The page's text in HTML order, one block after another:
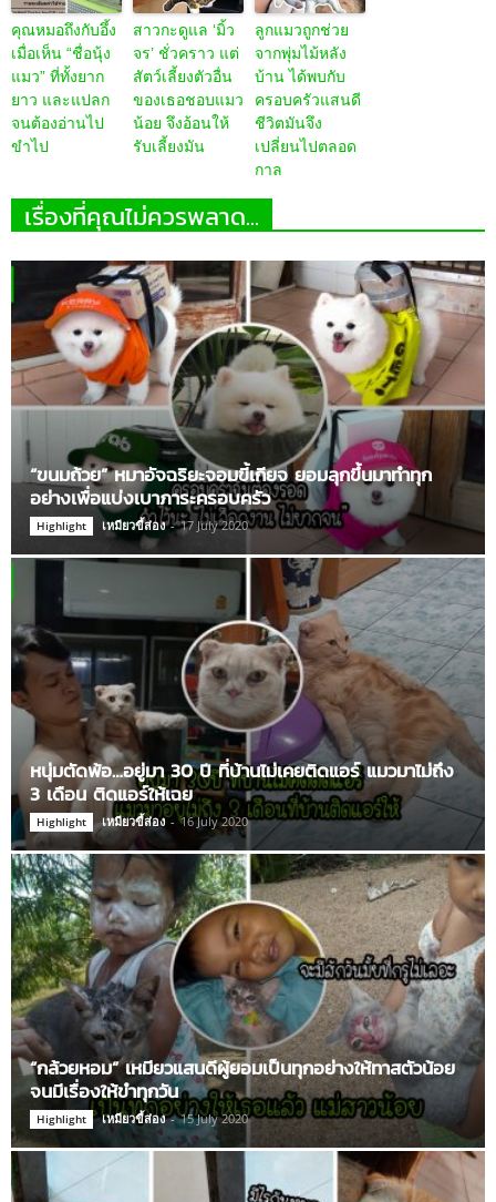
คุณหมอถึงกับอึ้ง
เมื่อเห็น “ชื่อนุ้ง
แมว” ที่ทั้งยาก
ยาว และแปลก
จนต้องอ่านไป
ขำไป
สาวกะดูแล ‘มิ้ว
จร’ ชั่วคราว แต่
สัตว์เลี้ยงตัวอื่น
ของเธอชอบแมว
น้อย จึงอ้อนให้
รับเลี้ยงมัน
ลูกแมวถูกช่วย
จากพุ่มไม้หลัง
บ้าน ได้พบกับ
ครอบครัวแสนดี
ชีวิตมันจึง
เปลี่ยนไปตลอด
กาล
เรื่องที่คุณไม่ควรพลาด...
“ขนมถ้วย” หมาอัจฉริยะจอมขี้เกียจ ยอมลุกขึ้นมาทำทุก
อย่างเพื่อแบ่งเบาภาระครอบครัว
Highlight เหมียวขี้ส่อง - 17 July 2020
หนุ่มตัดพ้อ…อยู่มา 30 ปี ที่บ้านไม่เคยติดแอร์ แมวมาไม่ถึง
3 เดือน ติดแอร์ให้เฉย
Highlight เหมียวขี้ส่อง - 16 July 2020
“กล้วยหอม” เหมียวแสนดีผู้ยอมเป็นทุกอย่างให้ทาสตัวน้อย
จนมีเรื่องให้ขำทุกวัน
Highlight เหมียวขี้ส่อง - 15 July 2020